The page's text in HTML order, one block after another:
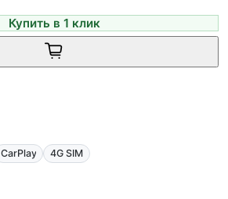
Купить в 1 клик
CarPlay 4G SIM